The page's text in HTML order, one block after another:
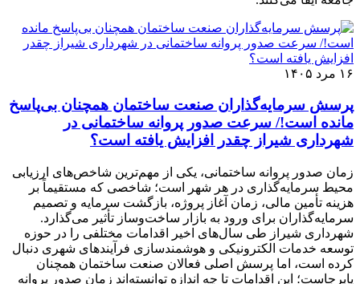
۱۶ مرد ۱۴۰۵
پرسش سرمایه‌گذاران صنعت ساختمان همچنان بی‌پاسخ
مانده است!/ سرعت صدور پروانه ساختمانی در
شهرداری شیراز چقدر افزایش یافته است؟
زمان صدور پروانه ساختمانی، یکی از مهم‌ترین شاخص‌های ارزیابی
محیط سرمایه‌گذاری در هر شهر است؛ شاخصی که مستقیماً بر
هزینه تأمین مالی، زمان آغاز پروژه، بازگشت سرمایه و تصمیم
سرمایه‌گذاران برای ورود به بازار ساخت‌وساز تأثیر می‌گذارد.
شهرداری شیراز طی سال‌های اخیر اقدامات مختلفی را در حوزه
توسعه خدمات الکترونیکی و هوشمندسازی فرآیندهای شهری دنبال
کرده است، اما پرسش اصلی فعالان صنعت ساختمان همچنان
پابرجاست؛ این اقدامات تا چه اندازه توانسته‌اند زمان صدور پروانه